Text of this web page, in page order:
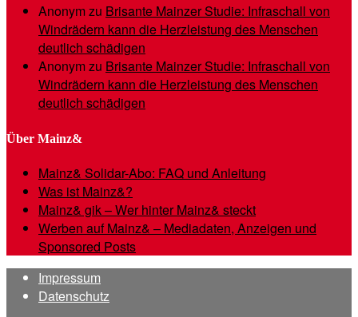
Anonymzu Brisante Mainzer Studie: Infraschall von
Windrädern kann die Herzleistung des Menschen
deutlich schädigen
Anonymzu Brisante Mainzer Studie: Infraschall von
Windrädern kann die Herzleistung des Menschen
deutlich schädigen
Über Mainz&
Mainz& Solidar-Abo: FAQ und Anleitung
Was ist Mainz&?
Mainz& gik – Wer hinter Mainz& steckt
Werben auf Mainz& – Mediadaten, Anzeigen und
Sponsored Posts
Impressum
Datenschutz